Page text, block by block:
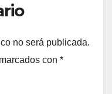
no será publicada.
con *